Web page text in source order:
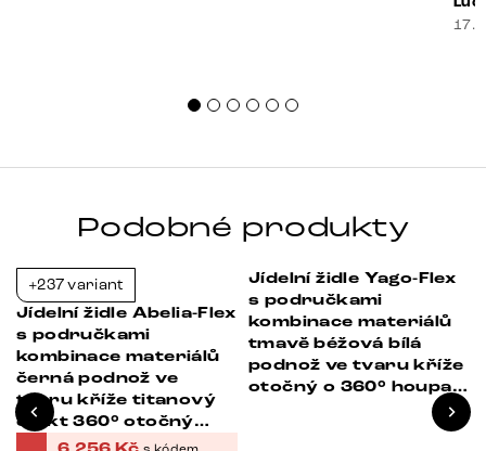
17.
Podobné produkty
+237 variant
Jídelní židle Abelia-Flex
s područkami
kombinace materiálů
černá podnož ve
tvaru kříže titanový
efekt 360° otočný
houpací funkce
-38%
Jídelní židle Yago-Flex
s područkami
kombinace materiálů
tmavě béžová bílá
podnož ve tvaru kříže
otočný o 360° houpací